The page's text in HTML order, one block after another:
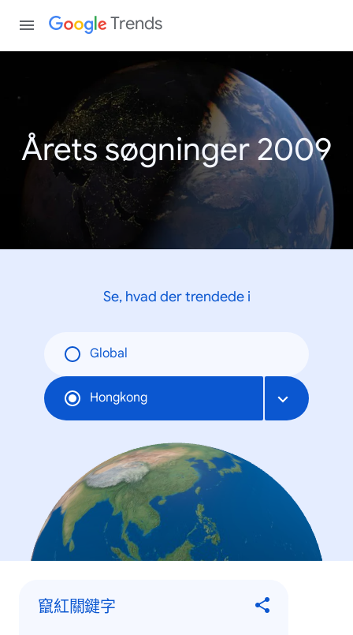
Trends
Årets søgninger 2009
Se, hvad der trendede i
Global
Hongkong
竄紅關鍵字